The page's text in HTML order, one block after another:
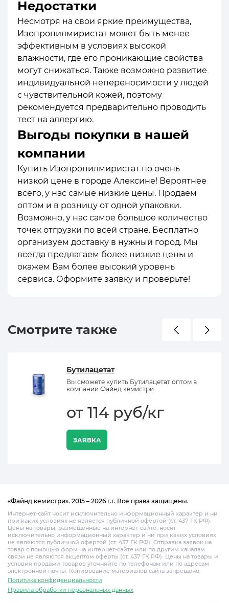
Недостатки
Несмотря на свои яркие преимущества,
Изопропилмиристат может быть менее
эффективным в условиях высокой
влажности, где его проникающие свойства
могут снижаться. Также возможно развитие
индивидуальной непереносимости у людей
с чувствительной кожей, поэтому
рекомендуется предварительно проводить
тест на аллергию.
Выгоды покупки в нашей
компании
Купить Изопропилмиристат по очень
низкой цене в городе Алексине! Вероятнее
всего, у нас самые низкие цены. Продаем
оптом и в розницу от одной упаковки.
Возможно, у нас самое большое количество
точек отгрузки по всей стране. Бесплатно
организуем доставку в нужный город. Мы
всегда предлагаем более низкие цены и
окажем Вам более высокий уровень
сервиса. Оформите заявку и проверьте!
Смотрите также
Бутилацетат
Вы сможете купить Бутилацетат оптом в
компании Файнд кемистри
от 114 руб/кг
ЗАЯВКА
«Файнд кемистри». 2015 – 2026 г.г. Все права защищены.
Интернет-сайт носит исключительно информационный характер и ни
при каких условиях не является публичной офертой (ст. 437 ГК РФ).
Цены на товары, размещенные на интернет-сайте, носят
исключительно информационный характер и ни при каких условиях
не являются публичной офертой (ст. 437 ГК РФ). Отправка заявок на
товар с помощью форм на интернет-сайте или по другим каналам
связи не являются акцептом оферты (ст. 437 ГК РФ). Цены на товары и
условия продажи товаров уточняйте по телефонам или по адресам
электронной почты. Копирование материалов сайта запрещено.
Политика конфиденциальности
Правила обработки персональных данных